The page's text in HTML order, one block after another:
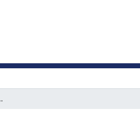
mano del cuidado y saberes del cultivador.